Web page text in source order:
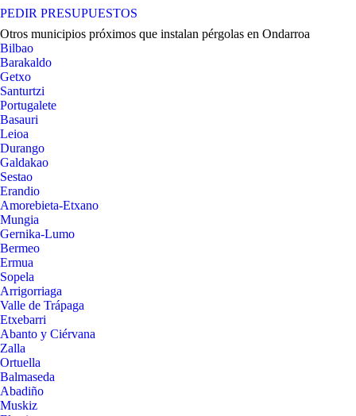
PEDIR PRESUPUESTOS
Otros municipios próximos que instalan pérgolas en Ondarroa
Bilbao
Barakaldo
Getxo
Santurtzi
Portugalete
Basauri
Leioa
Durango
Galdakao
Sestao
Erandio
Amorebieta-Etxano
Mungia
Gernika-Lumo
Bermeo
Ermua
Sopela
Arrigorriaga
Valle de Trápaga
Etxebarri
Abanto y Ciérvana
Zalla
Ortuella
Balmaseda
Abadiño
Muskiz